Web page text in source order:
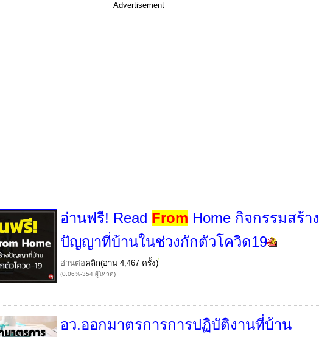
Advertisement
อ่านฟรี! Read From Home กิจกรรมสร้าง
ปัญญาที่บ้านในช่วงกักตัวโควิด19
อ่านต่อคลิก(อ่าน 4,467 ครั้ง)
(0.06%-354 ผู้โหวต)
อว.ออกมาตรการการปฏิบัติงานที่บ้าน